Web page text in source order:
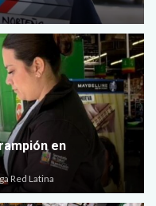
en
Red Latina